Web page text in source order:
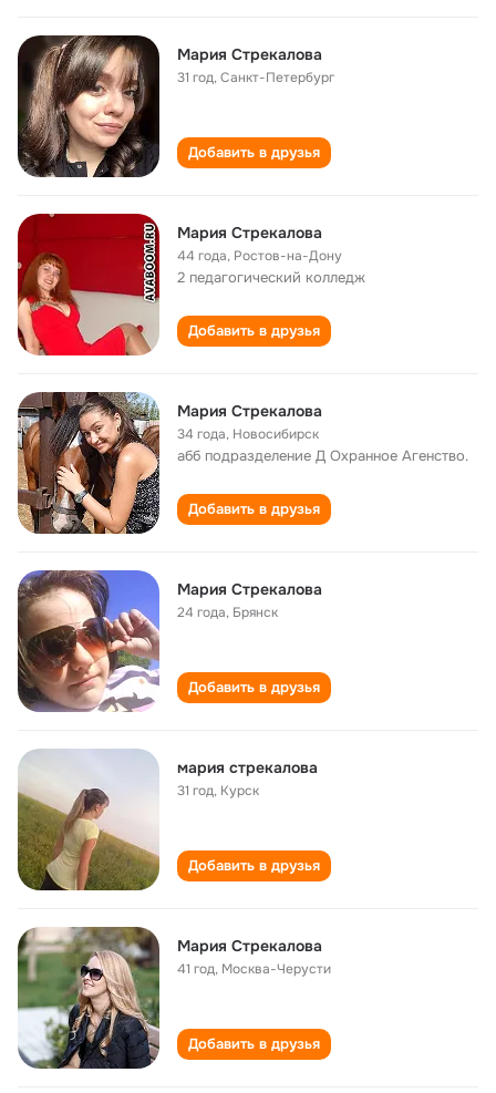
Мария Стрекалова
31 год,Санкт-Петербург
Добавить в друзья
Мария Стрекалова
44 года, Ростов-на-Дону
2 педагогический колледж
Добавить в друзья
Мария Стрекалова
34 года, Новосибирск
абб подразделение Д Охранное Агенство.
Добавить в друзья
Мария Стрекалова
24 года, Брянск
Добавить в друзья
мария стрекалова
31 год, Курск
Добавить в друзья
Мария Стрекалова
41 год, Москва-Черусти
Добавить в друзья